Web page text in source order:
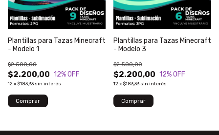
Plantillas para Tazas Minecraft
- Modelo 1
$2.200,00
$2.500,00
12% OFF
12x $183,33 sin interés
Plantillas para Tazas Minecraft
- Modelo 3
$2.200,00
$2.500,00
12% OFF
12x $183,33 sin interés